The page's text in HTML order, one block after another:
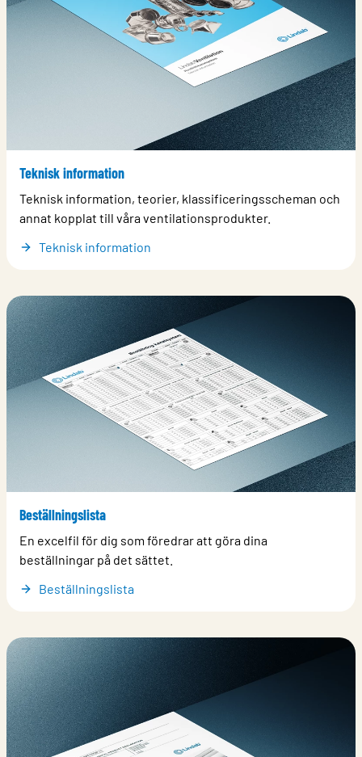
Teknisk information
Teknisk information, teorier, klassificeringsscheman och
annat kopplat till våra ventilationsprodukter.
Teknisk information
Beställningslista
En excelfil för dig som föredrar att göra dina
beställningar på det sättet.
Beställningslista